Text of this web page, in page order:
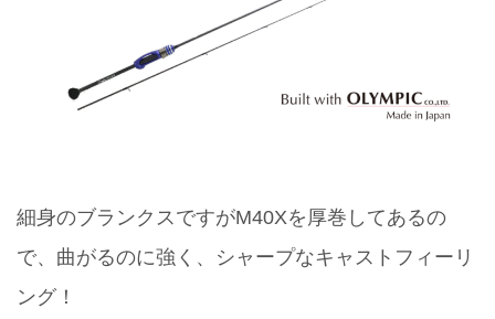
細身のブランクスですがM40Xを厚巻してあるの
で、曲がるのに強く、シャープなキャストフィーリ
ング！